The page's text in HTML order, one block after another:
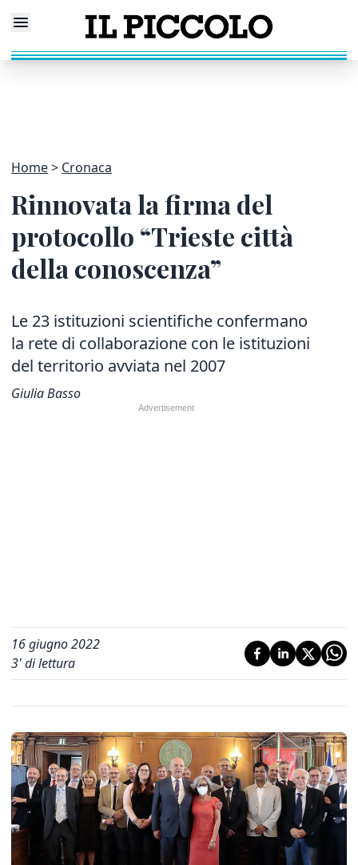
Home Cronaca
Rinnovata la firma del
protocollo “Trieste città
della conoscenza”
Le 23 istituzioni scientifiche confermano
la rete di collaborazione con le istituzioni
del territorio avviata nel 2007
Giulia Basso
16 giugno 2022
3' di lettura